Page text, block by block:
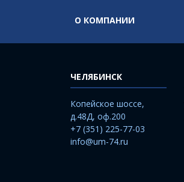
О КОМПАНИИ
ЧЕЛЯБИНСК
Копейское шоссе,
д.48Д, оф.200
+7 (351) 225-77-03
info@um-74.ru